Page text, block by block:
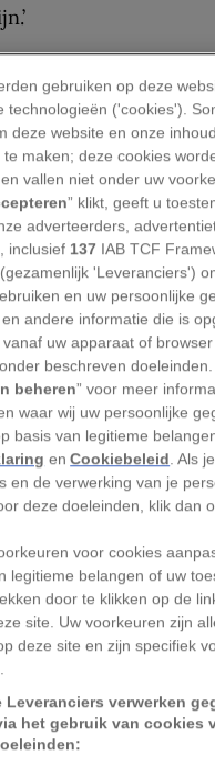
in de volksmond
werd genoemd. Per
Pfeiffer hoofd van
afdeling’ van
Instituut) en een
Koch zelf, de
Pfeiffers status als
dat hij op zijn
26 jaar later, in 1918,
mensen in
overlijden aan een
gebruiken op deze
technologieën ('cookies').
deze website en onze
te maken; deze cookies
vallen niet onder uw
” klikt, geeft u
adverteerders,
inclusief 137 IAB TCF
'Leveranciers')
en uw persoonlijke
en andere informatie die is
uw apparaat of
beschreven doeleinden.
beheren” voor meer
waar wij uw persoonlijke
basis van legitieme
enCookiebeleid. Als
en de verwerking van je
deze doeleinden, klik dan
voor cookies
legitieme belangen of uw
door te klikken op de
site. Uw voorkeuren zijn
deze site en zijn specifiek
Leveranciers verwerken
het gebruik van cookies